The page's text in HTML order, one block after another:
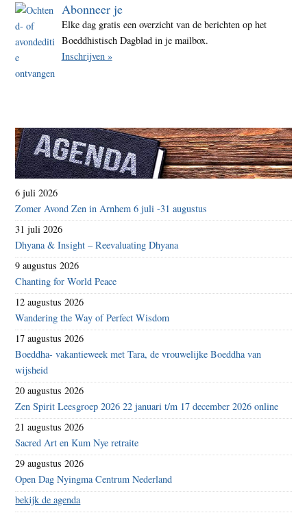
Abonneer je
Elke dag gratis een overzicht van de berichten op het
Boeddhistisch Dagblad in je mailbox.
Inschrijven »
6 juli 2026
Zomer Avond Zen in Arnhem 6 juli -31 augustus
31 juli 2026
Dhyana & Insight – Reevaluating Dhyana
9 augustus 2026
Chanting for World Peace
12 augustus 2026
Wandering the Way of Perfect Wisdom
17 augustus 2026
Boeddha- vakantieweek met Tara, de vrouwelijke Boeddha van
wijsheid
20 augustus 2026
Zen Spirit Leesgroep 2026 22 januari t/m 17 december 2026 online
21 augustus 2026
Sacred Art en Kum Nye retraite
29 augustus 2026
Open Dag Nyingma Centrum Nederland
bekijk de agenda